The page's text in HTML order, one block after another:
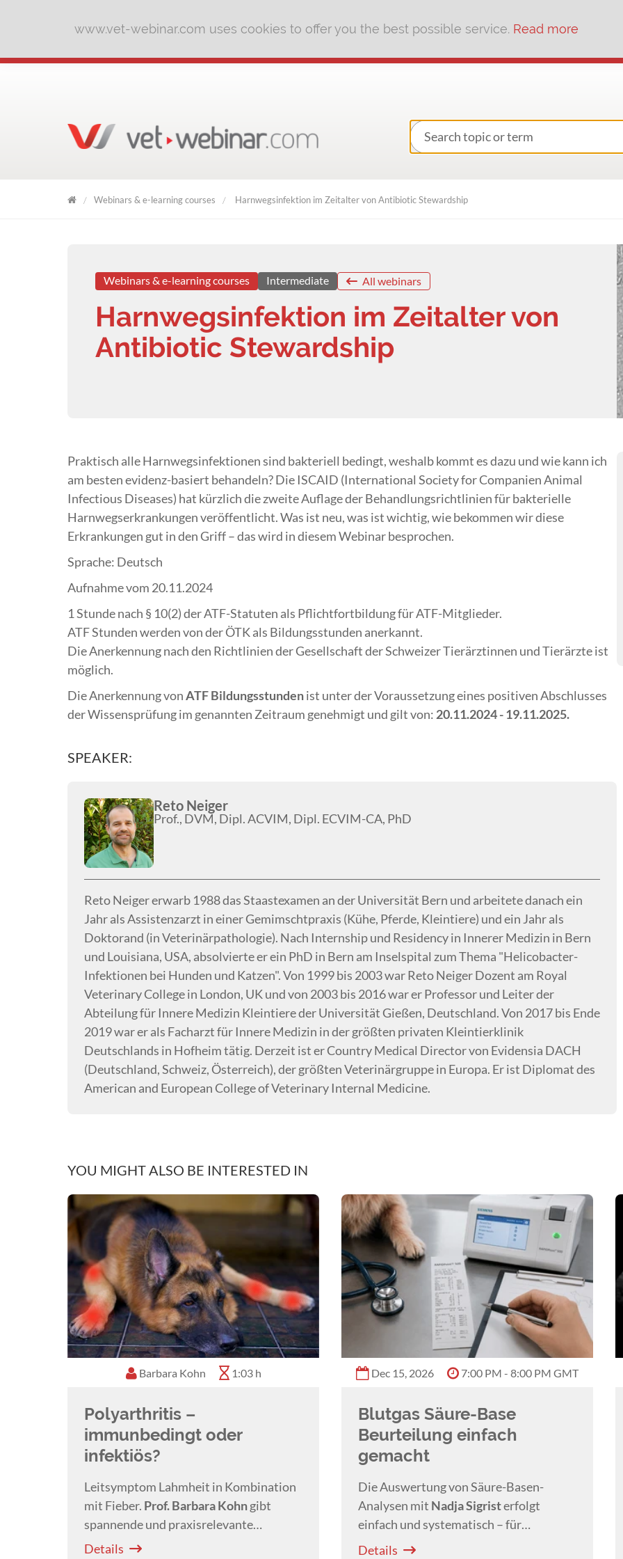
www.vet-webinar.com uses cookies to offer you the best possible service. Read more
Webinars & e-learning courses Harnwegsinfektion im Zeitalter von Antibiotic Stewardship
Webinars & e-learning courses Intermediate All webinars
Harnwegsinfektion im Zeitalter von
Antibiotic Stewardship
Praktisch alle Harnwegsinfektionen sind bakteriell bedingt, weshalb kommt es dazu und wie kann ich
am besten evidenz-basiert behandeln? Die ISCAID (International Society for Companien Animal
Infectious Diseases) hat kürzlich die zweite Auflage der Behandlungsrichtlinien für bakterielle
Harnwegserkrankungen veröffentlicht. Was ist neu, was ist wichtig, wie bekommen wir diese
Erkrankungen gut in den Griff – das wird in diesem Webinar besprochen.
Sprache: Deutsch
Aufnahme vom 20.11.2024
1 Stunde nach § 10(2) der ATF-Statuten als Pflichtfortbildung für ATF-Mitglieder.
ATF Stunden werden von der ÖTK als Bildungsstunden anerkannt.
Die Anerkennung nach den Richtlinien der Gesellschaft der Schweizer Tierärztinnen und Tierärzte ist
möglich.
Die Anerkennung vonATFBildungsstundenist unter der Voraussetzung eines positiven Abschlusses
der Wissensprüfung im genannten Zeitraum genehmigt und gilt von: 20.11.2024- 19.11.2025.
SPEAKER:
Reto Neiger
Prof., DVM, Dipl. ACVIM, Dipl. ECVIM-CA, PhD
Reto Neiger erwarb 1988 das Staastexamen an der Universität Bern und arbeitete danach ein
Jahr als Assistenzarzt in einer Gemimschtpraxis (Kühe, Pferde, Kleintiere) und ein Jahr als
Doktorand (in Veterinärpathologie). Nach Internship und Residency in Innerer Medizin in Bern
und Louisiana, USA, absolvierte er ein PhD in Bern am Inselspital zum Thema "Helicobacter-
Infektionen bei Hunden und Katzen". Von 1999 bis 2003 war Reto Neiger Dozent am Royal
Veterinary College in London, UK und von 2003 bis 2016 war er Professor und Leiter der
Abteilung für Innere Medizin Kleintiere der Universität Gießen, Deutschland. Von 2017 bis Ende
2019 war er als Facharzt für Innere Medizin in der größten privaten Kleintierklinik
Deutschlands in Hofheim tätig. Derzeit ist er Country Medical Director von Evidensia DACH
(Deutschland, Schweiz, Österreich), der größten Veterinärgruppe in Europa. Er ist Diplomat des
American and European College of Veterinary Internal Medicine.
YOU MIGHT ALSO BE INTERESTED IN
Barbara Kohn 1:03 h
Polyarthritis –
immunbedingt oder
infektiös?
Leitsymptom Lahmheit in Kombination
mit Fieber. Prof. Barbara Kohngibt
spannende und praxisrelevante
Einblicke zum Thema Polyarthritis beim
Details
Dec 15, 2026 7:00 PM - 8:00 PM GMT
Blutgas Säure-Base
Beurteilung einfach
gemacht
Die Auswertung von Säure-Basen-
Analysen mit Nadja Sigristerfolgt
einfach und systematisch – für
zuverlässige Diagnosen und fundierte
Details